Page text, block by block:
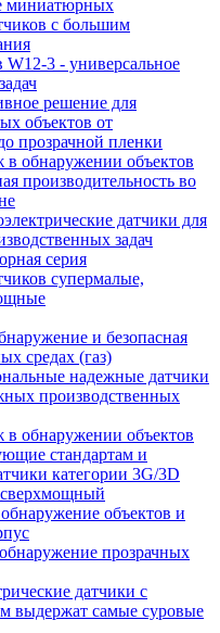
миниатюрных
с большим
3 - универсальное
решение для
объектов от
прозрачной пленки
обнаружении объектов
производительность во
датчики для
задач
серия
супермалые,
и безопасная
средах (газ)
надежные датчики
производственных
обнаружении объектов
стандартам и
категории 3G/3D
объектов и
прозрачных
датчики с
выдержат самые суровые